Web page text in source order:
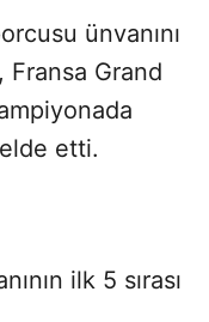
ünvanını
Fransa Grand
etti.
Sesi Aç
ilk 5 sırası